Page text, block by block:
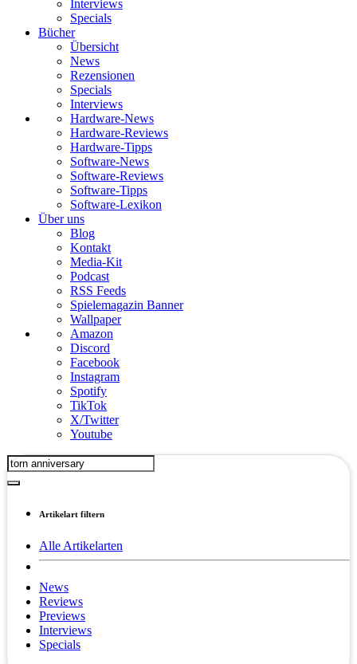
Interviews
Specials
Bücher
Übersicht
News
Rezensionen
Specials
Interviews
Hardware-News
Hardware-Reviews
Hardware-Tipps
Software-News
Software-Reviews
Software-Tipps
Software-Lexikon
Über uns
Blog
Kontakt
Media-Kit
Podcast
RSS Feeds
Spielemagazin Banner
Wallpaper
Amazon
Discord
Facebook
Instagram
Spotify
TikTok
X/Twitter
Youtube
Artikelart filtern
Alle Artikelarten
News
Reviews
Previews
Interviews
Specials